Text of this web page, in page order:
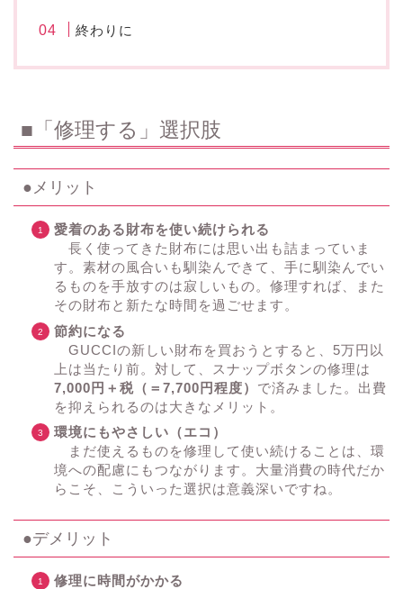
終わりに
■「修理する」選択肢
●メリット
愛着のある財布を使い続けられる
長く使ってきた財布には思い出も詰まっていま
す。素材の風合いも馴染んできて、手に馴染んでい
るものを手放すのは寂しいもの。修理すれば、また
その財布と新たな時間を過ごせます。
節約になる
GUCCIの新しい財布を買おうとすると、5万円以
上は当たり前。対して、スナップボタンの修理は
7,000円＋税（＝7,700円程度） で済みました。出費
を抑えられるのは大きなメリット。
環境にもやさしい（エコ）
まだ使えるものを修理して使い続けることは、環
境への配慮にもつながります。大量消費の時代だか
らこそ、こういった選択は意義深いですね。
●デメリット
修理に時間がかかる